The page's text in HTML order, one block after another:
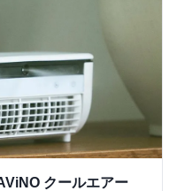
クールエアー